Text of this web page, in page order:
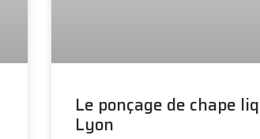
Le ponçage de chape
Lyon